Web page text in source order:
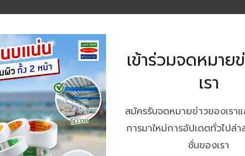
เข้าร่วมจดหมาย
เรา
สมัครรับจดหมายข่าวของเรา
การมาใหม่การอัปเดตทั่วไปล่า
ชั่นของเรา
Who Viewed This Item Also Viewed
TAPE
Fabric – Chukoh Flo
เทปป้องกันรอยขีดข่วน
Protection Tape